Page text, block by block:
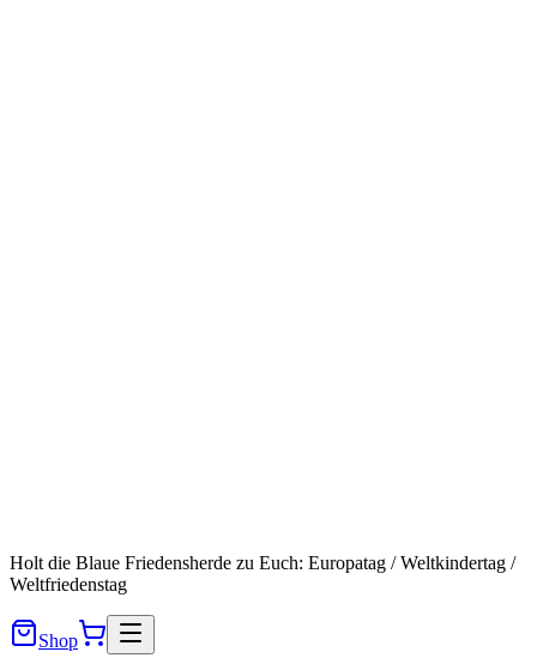
Holt die Blaue Friedensherde zu Euch: Europatag / Weltkindertag /
Weltfriedenstag
Shop